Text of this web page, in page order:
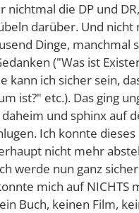
nichtmal die DP und
darüber. Und nicht
Dinge, manchmal
("Was ist
kann ich sicher sein,
ist?" etc.). Das ging
und sphinx auf
Ich konnte
nicht mehr
werde nun ganz sicher
mich auf NICHTS
Buch, keinen Film,